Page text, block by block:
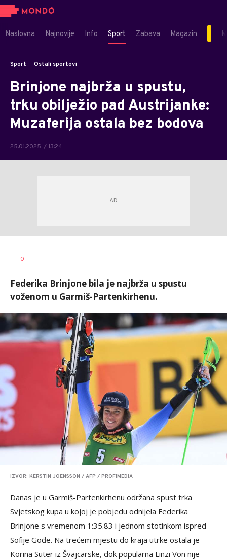
Naslovna Najnovije Info Sport Zabava Magazin
Sport Ostali sportovi
Brinjone najbrža u spustu,
trku obilježio pad Austrijanke:
Muzaferija ostala bez bodova
25.01.2025. / 13:24
AUTOR
0
Federika Brinjone bila je najbrža u spustu
voženom u Garmiš-Partenkirhenu.
IZVOR: KERSTIN JOENSSON / AFP / PROFIMEDIA
Danas je u Garmiš-Partenkirhenu održana spust trka
Svjetskog kupa u kojoj je pobjedu odnijela Federika
Brinjone s vremenom 1:35.83 i jednom stotinkom ispred
Sofije Gođe. Na trećem mjestu do kraja utrke ostala je
Korina Suter iz Švajcarske, dok popularna Linzi Von nije